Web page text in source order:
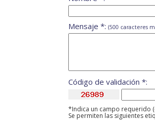
Mensaje *: (500 caracteres
Código de validación *:
*Indica un campo requerido
Se permiten las siguientes